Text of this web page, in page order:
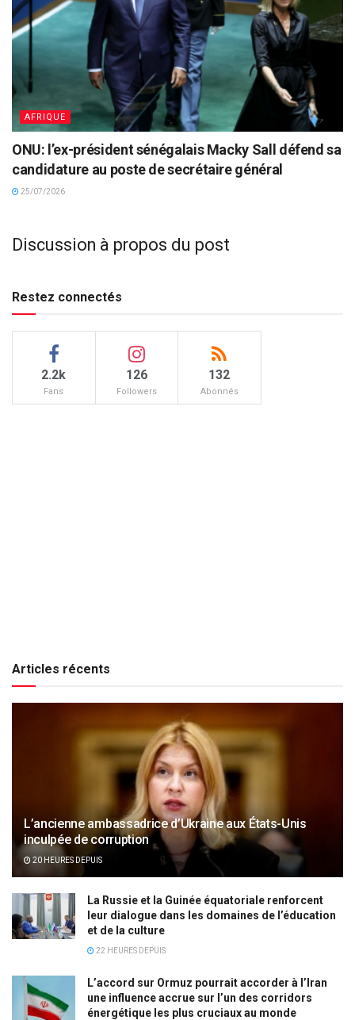
AFRIQUE
ONU: l’ex-président sénégalais Macky Sall défend sa
candidature au poste de secrétaire général
25/07/2026
Discussion à propos du post
Restez connectés
2.2k
Fans
126
Followers
132
Abonnés
Articles récents
L’ancienne ambassadrice d’Ukraine aux États-Unis
inculpée de corruption
20 HEURES DEPUIS
La Russie et la Guinée équatoriale renforcent
leur dialogue dans les domaines de l’éducation
et de la culture
22 HEURES DEPUIS
L’accord sur Ormuz pourrait accorder à l’Iran
une influence accrue sur l’un des corridors
énergétique les plus cruciaux au monde